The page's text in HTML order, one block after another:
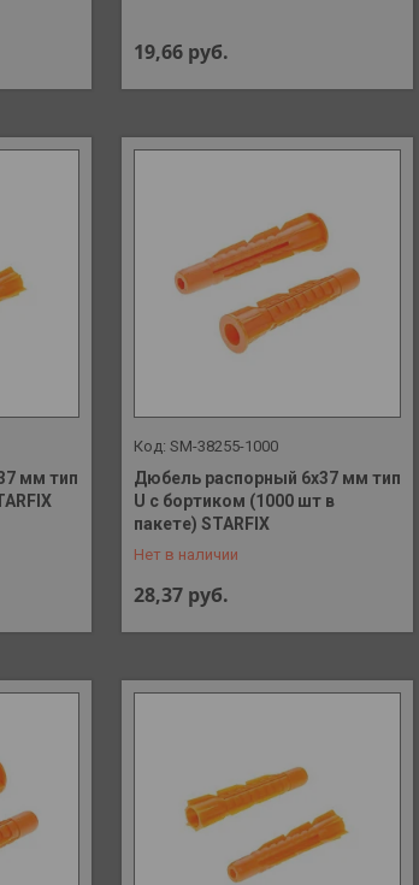
19,66 руб.
мм тип
SM-38255-1000
Дюбель распорный 6х37 мм тип
U с бортиком (1000 шт в
пакете) STARFIX
Нет в наличии
28,37 руб.
+375 (29) 648-41-90